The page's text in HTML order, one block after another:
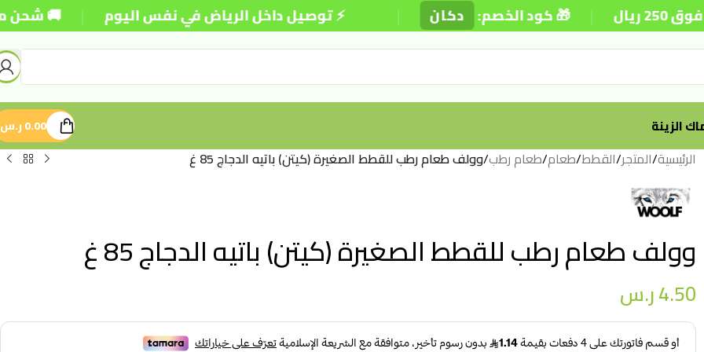
⚡ توصيل داخل الرياض في نفس اليوم | 🚚 شحن مجاني | 🎁 كود الخصم: دكان |
الزينة 0.00ر.س
الرئيسية/المتجر/القطط/طعام/طعام رطب/وولف طعام رطب للقطط الصغيرة (كيتن) باتيه الدجاج 85 غ
وولف طعام رطب للقطط الصغيرة (كيتن) باتيه الدجاج 85 غ
4.50ر.س